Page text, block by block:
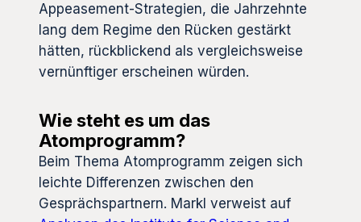
Appeasement-Strategien, die Jahrzehnte
lang dem Regime den Rücken gestärkt
hätten, rückblickend als vergleichsweise
vernünftiger erscheinen würden.
Wie steht es um das
Atomprogramm?
Beim Thema Atomprogramm zeigen sich
leichte Differenzen zwischen den
Gesprächspartnern. Markl verweist auf